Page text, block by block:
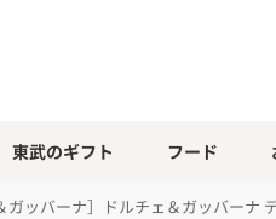
東武のギフト フード
ガッバーナ］ドルチェ＆ガッバーナ